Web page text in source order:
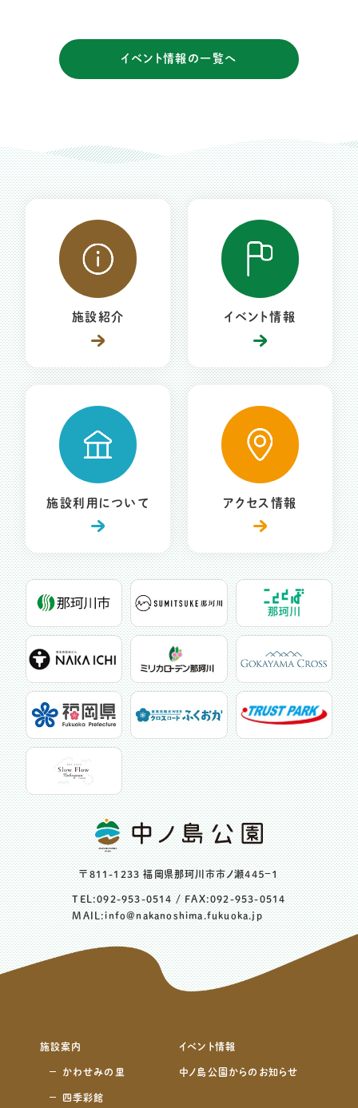
イベント情報の一覧へ
施設紹介 イベント情報
施設利用について アクセス情報
〒811-1233 福岡県那珂川市市ノ瀬４４５−１
TEL:092-953-0514/ FAX:092-953-0514
MAIL:info@nakanoshima.fukuoka.jp
施設案内
かわせみの里
四季彩館
イベント情報
中ノ島公園からのお知らせ